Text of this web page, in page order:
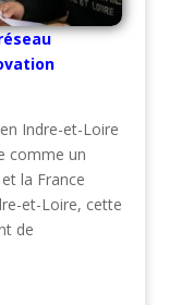
Indre-et-Loire
comme un
la France
et-Loire, cette
de